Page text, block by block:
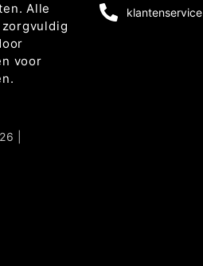
Alle
voor
|
klantenservice